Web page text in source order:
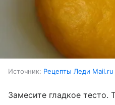
Источник: Рецепты Леди Mail.ru
Замесите гладкое тесто.